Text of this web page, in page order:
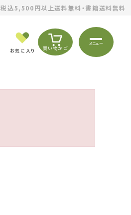
税込5,500円以上送料無料・書籍送料無料
お気に入り 買い物かご
メニュー